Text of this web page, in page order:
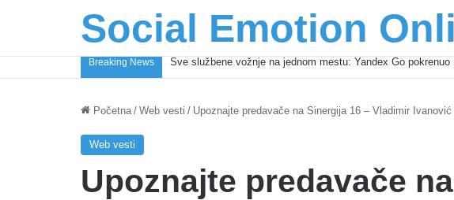
Social Emotion
Breaking News Sve službene vožnje na jednom mestu: Yandex Go
Početna / Web vesti / Upoznajte predavače na Sinergija 16 – Vladimir
Web vesti
Upoznajte predavače